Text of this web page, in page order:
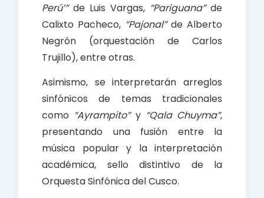
Perú’”de Luis Vargas, “Pariguana”de
Calixto Pacheco, “Pajonal”de Alberto
Negrón (orquestación de Carlos
Trujillo), entre otras.
Asimismo, se interpretarán arreglos
sinfónicos de temas tradicionales
como “Ayrampito”y “Qala Chuyma”,
presentando una fusión entre la
música popular y la interpretación
académica, sello distintivo de la
Orquesta Sinfónica del Cusco.